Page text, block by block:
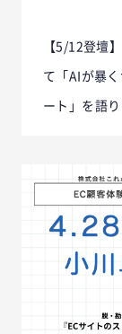
【5/12登壇
て「AIが暴
ート」を語